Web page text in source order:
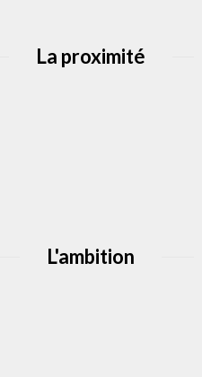
La proximité
L'ambition